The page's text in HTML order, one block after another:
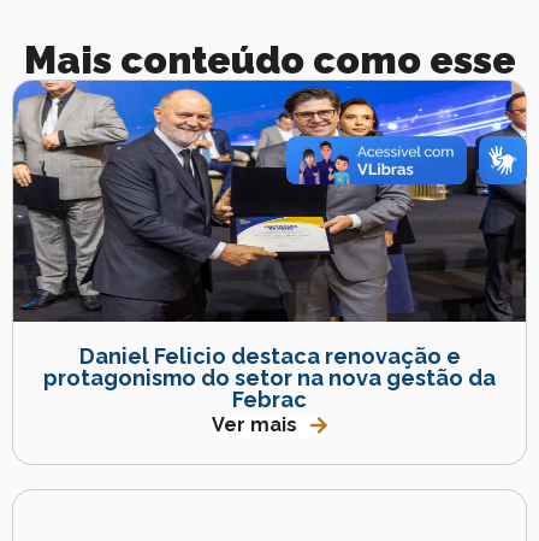
Mais conteúdo como esse
Daniel Felicio destaca renovação e
protagonismo do setor na nova gestão da
Febrac
Ver mais